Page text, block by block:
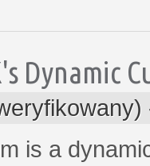
Dynamic
is a